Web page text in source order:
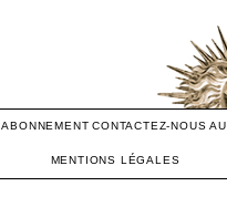
ABONNEMENT CONTACTEZ-NOUS
MENTIONS LÉGALES